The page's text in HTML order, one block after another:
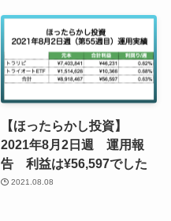
【ほったらかし投資】
2021年8月2日週 運用報
告 利益は¥56,597でした
2021.08.08